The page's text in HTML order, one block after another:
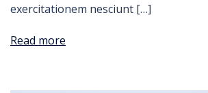
exercitationem nesciunt […]
Read more